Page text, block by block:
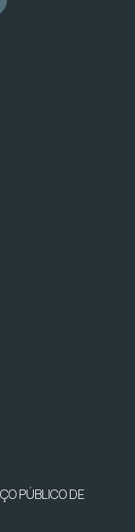
PÚBLICO DE